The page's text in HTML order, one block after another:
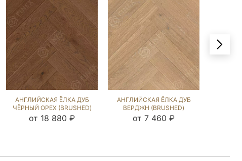
АНГЛИЙСКАЯ ЁЛКА ДУБ
ЧЁРНЫЙ ОРЕХ (BRUSHED)
103732
от 18 880 ₽
АНГЛИЙСКАЯ ЁЛКА ДУБ
ВЕРДЖН (BRUSHED)
266995
от 7 460 ₽